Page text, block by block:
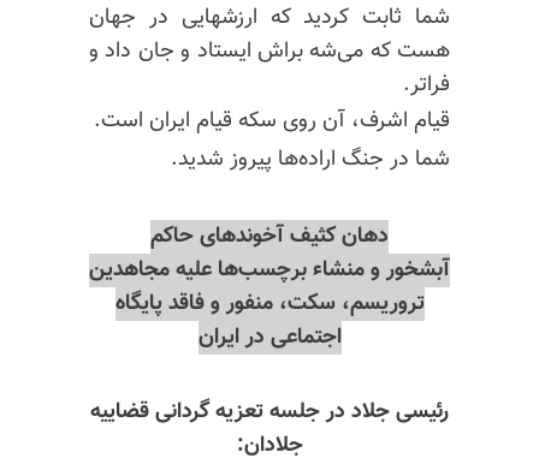
شما ثابت کردید که ارزشهایی در جهان
هست که می‌شه براش ایستاد و جان داد و
فراتر.
قیام اشرف، آن روی سکه قیام ایران است.
شما در جنگ اراده‌ها پیروز شدید.
دهان کثیف آخوندهای حاکم
آبشخور و منشاء برچسب‌ها علیه مجاهدین
تروریسم، سکت، منفور و فاقد پایگاه
اجتماعی در ایران
رئیسی جلاد در جلسه تعزیه گردانی قضاییه
جلادان: